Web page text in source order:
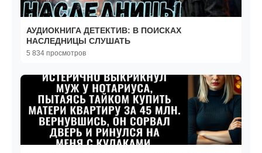
АУДИОКНИГА ДЕТЕКТИВ: В ПОИСКАХ
НАСЛЕДНИЦЫ СЛУШАТЬ
5 834 просмотров